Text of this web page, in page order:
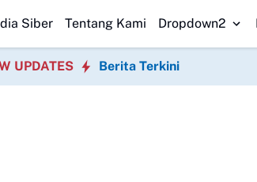
Sinergi Pemerintahan DesaDana Desa
Siber Tentang Kami Dropdown2
UPDATES Berita Terkini